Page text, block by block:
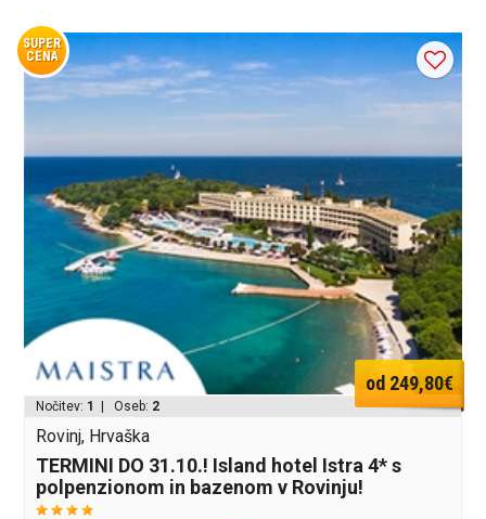
SUPER
CENA
od 249,80€
Nočitev: 1 | Oseb: 2
Rovinj, Hrvaška
TERMINI DO 31.10.! Island hotel Istra 4* s
polpenzionom in bazenom v Rovinju!